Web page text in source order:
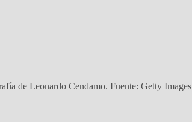
de Leonardo Cendamo. Fuente: Getty